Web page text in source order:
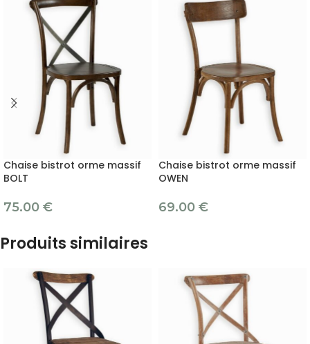
Chaise bistrot orme massif
BOLT
75.00 €
Chaise bistrot orme massif
OWEN
69.00 €
Produits similaires